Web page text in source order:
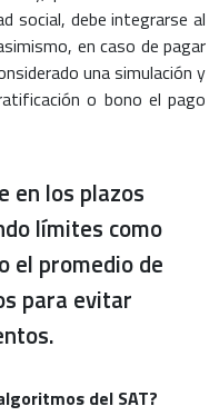
social, debe integrarse al
en caso de pagar
una simulación y
o bono el pago
en los plazos
límites como
el promedio de
para evitar
del SAT?